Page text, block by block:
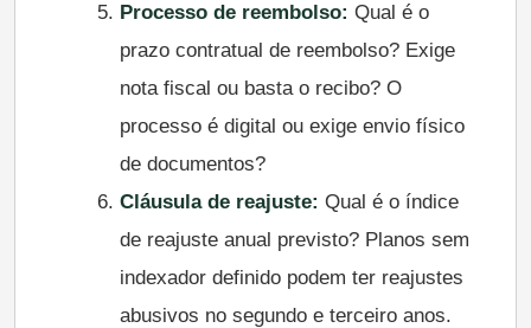
Processo de reembolso: Qual é o
prazo contratual de reembolso? Exige
nota fiscal ou basta o recibo? O
processo é digital ou exige envio físico
de documentos?
Cláusula de reajuste: Qual é o índice
de reajuste anual previsto? Planos sem
indexador definido podem ter reajustes
abusivos no segundo e terceiro anos.